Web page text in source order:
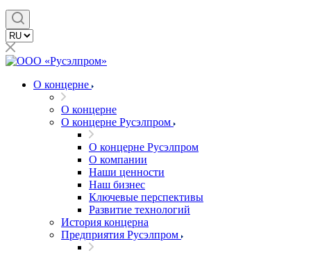
О концерне
О концерне
О концерне Русэлпром
О концерне Русэлпром
О компании
Наши ценности
Наш бизнес
Ключевые перспективы
Развитие технологий
История концерна
Предприятия Русэлпром